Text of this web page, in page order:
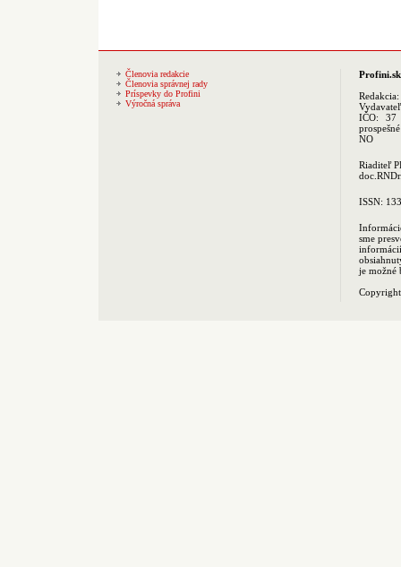
Členovia redakcie
Členovia správnej rady
Príspevky do Profini
Výročná správa
Profini.sk
Redakcia:
IČO: 37
NO
Riaditeľ
ISSN:
sme
je možné